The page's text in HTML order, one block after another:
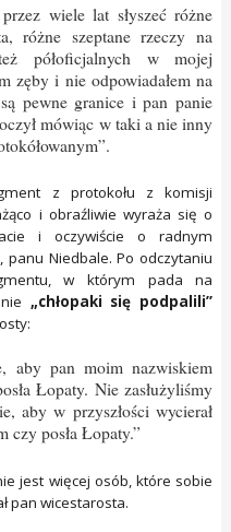
wiele lat słyszeć różne
różne szeptane rzeczy na
półoficjalnych w mojej
zęby i nie odpowiadałem na
pewne granice i pan panie
mówiąc w taki a nie inny
z protokołu z komisji
i obraźliwie wyraża się o
i oczywiście o radnym
panu Niedbale. Po odczytaniu
w którym pada na
„chłopaki się podpalili”
aby pan moim nazwiskiem
Łopaty. Nie zasłużyliśmy
aby w przyszłości wycierał
czy posła Łopaty.”
jest więcej osób, które sobie
pan wicestarosta.